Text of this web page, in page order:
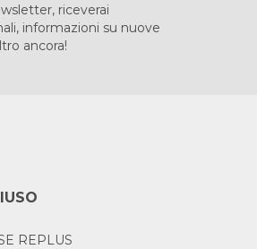
riceverai
informazioni su nuove
ancora!
REPLUS